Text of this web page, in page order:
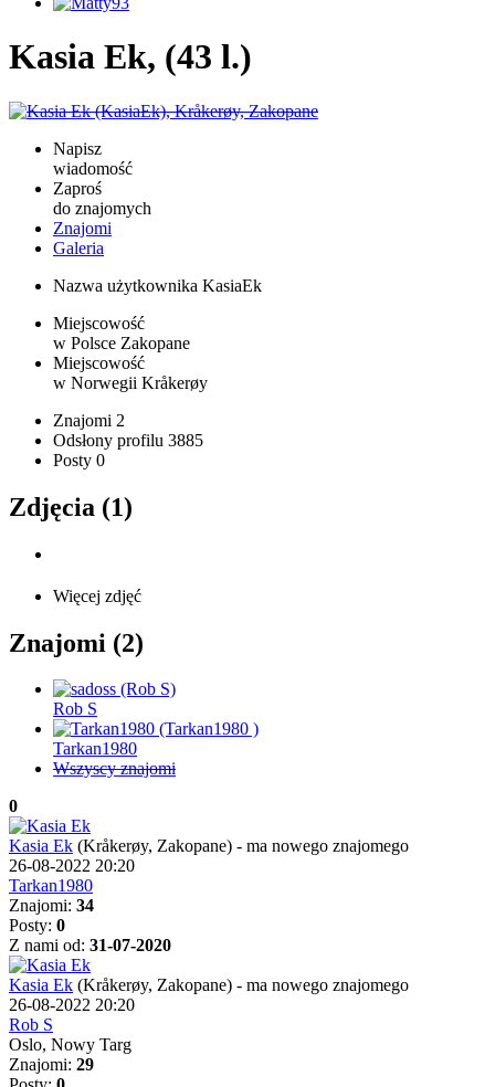
Kasia Ek, (43 l.)
Napisz
wiadomość
Zaproś
do znajomych
Znajomi
Galeria
Nazwa użytkownika KasiaEk
Miejscowość
w Polsce Zakopane
Miejscowość
w Norwegii Kråkerøy
Znajomi 2
Odsłony profilu 3885
Posty 0
Zdjęcia (1)
Więcej zdjęć
Znajomi (2)
Rob S
Tarkan1980
Wszyscy znajomi
0
Kasia Ek (Kråkerøy, Zakopane) - ma nowego znajomego
26-08-2022 20:20
Tarkan1980
Znajomi: 34
Posty: 0
Z nami od: 31-07-2020
Kasia Ek (Kråkerøy, Zakopane) - ma nowego znajomego
26-08-2022 20:20
Rob S
Oslo, Nowy Targ
Znajomi: 29